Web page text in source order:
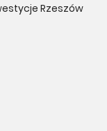
Rzeszów